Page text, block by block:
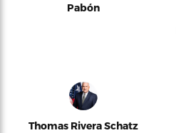
Pabón
Thomas Rivera Schatz